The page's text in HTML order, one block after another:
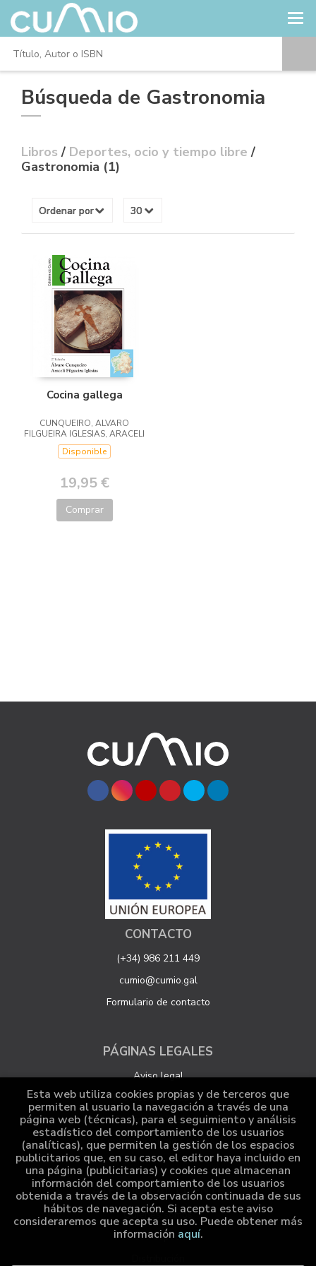
Búsqueda de Gastronomia
Libros/ Deportes, ocio y tiempo libre/
Gastronomia (1)
Cocina gallega
CUNQUEIRO, ALVARO
FILGUEIRA IGLESIAS, ARACELI
Disponible
19,95 €
Comprar
CONTACTO
(+34) 986 211 449
cumio@cumio.gal
Formulario de contacto
PÁGINAS LEGALES
Aviso legal
Protección de datos
Política de Cookies
Configuración de Cookies
ATENCIÓN AL CLIENTE
Quiénes somos
Pedidos especiales
Esta web utiliza cookies propias y de terceros que
permiten al usuario la navegación a través de una
página web (técnicas), para el seguimiento y análisis
estadístico del comportamiento de los usuarios
(analíticas), que permiten la gestión de los espacios
publicitarios que, en su caso, el editor haya incluido en
una página (publicitarias) y cookies que almacenan
información del comportamiento de los usuarios
obtenida a través de la observación continuada de sus
hábitos de navegación. Si acepta este aviso
consideraremos que acepta su uso. Puede obtener más
información aquí.